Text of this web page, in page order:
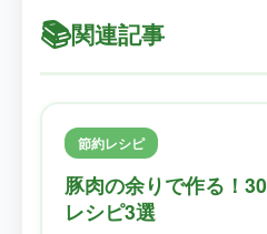
📚関連記事
節約レシピ
豚肉の余りで作る！
レシピ3選